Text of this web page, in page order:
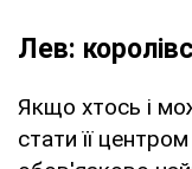
Лев:
Якщо хтось і
стати її